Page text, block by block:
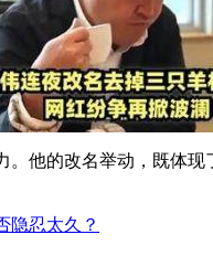
他的改名举动，既体
隐忍太久？